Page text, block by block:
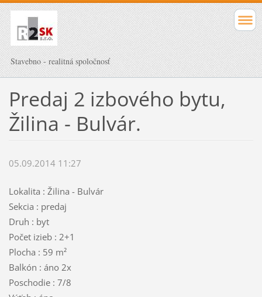
Stavebno - realitná spoločnosť
Predaj 2 izbového bytu,
Žilina - Bulvár.
05.09.2014 11:27
Lokalita : Žilina - Bulvár
Sekcia : predaj
Druh : byt
Počet izieb : 2+1
Plocha : 59 m²
Balkón : áno 2x
Poschodie : 7/8